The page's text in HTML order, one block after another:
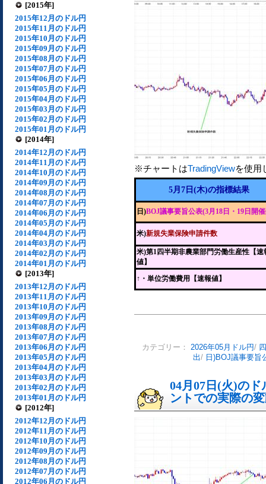
[2015年]
2015年12月のドル円
2015年11月のドル円
2015年10月のドル円
2015年09月のドル円
2015年08月のドル円
2015年07月のドル円
2015年06月のドル円
2015年05月のドル円
2015年04月のドル円
2015年03月のドル円
2015年02月のドル円
2015年01月のドル円
[2014年]
2014年12月のドル円
2014年11月のドル円
2014年10月のドル円
2014年09月のドル円
2014年08月のドル円
2014年07月のドル円
2014年06月のドル円
2014年05月のドル円
2014年04月のドル円
2014年03月のドル円
2014年02月のドル円
2014年01月のドル円
[2013年]
2013年12月のドル円
2013年11月のドル円
2013年10月のドル円
2013年09月のドル円
2013年08月のドル円
2013年07月のドル円
2013年06月のドル円
2013年05月のドル円
2013年04月のドル円
2013年03月のドル円
2013年02月のドル円
2013年01月のドル円
[2012年]
2012年12月のドル円
2012年11月のドル円
2012年10月のドル円
2012年09月のドル円
2012年08月のドル円
2012年07月のドル円
2012年06月のドル円
※チャートはTradingViewを使用
5月7日(木)の指標結果
日)BOJ議事要旨公表(3月18日・19日開
米)新規失業保険申請件数
米)第1四半期非農業部門労働生産性【速
値】
↑・単位労働費用【速報値】
カテゴリー： 2026年05月ドル円/
出/ 日)BOJ議事要旨
04月07日(火)の
ントでの実際の